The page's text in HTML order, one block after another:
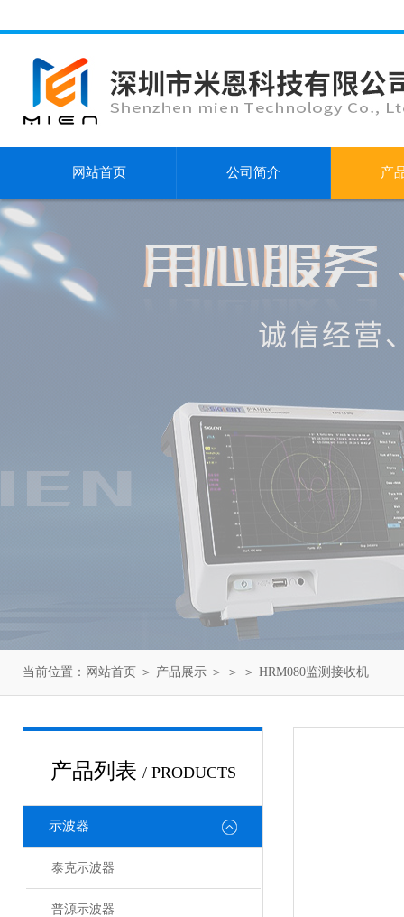
网站首页 公司简介 产
当前位置： 网站首页 ＞ 产品展示 ＞ ＞ ＞ HRM080监测接收机
产品列表 / PRODUCTS
示波器
泰克示波器
普源示波器